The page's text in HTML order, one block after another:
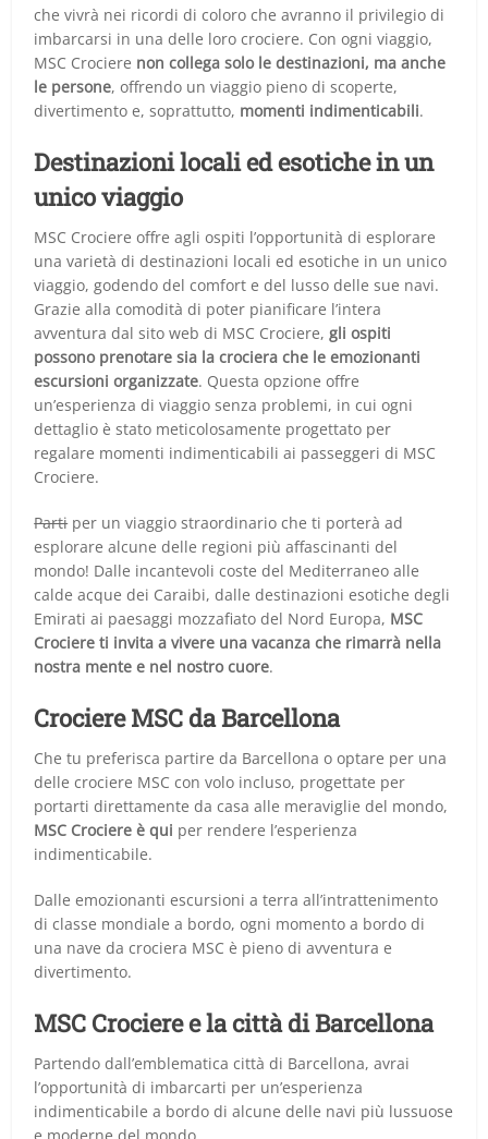
che vivrà nei ricordi di coloro che avranno il privilegio di
imbarcarsi in una delle loro crociere. Con ogni viaggio,
MSC Crociere non collega solo le destinazioni, ma anche
le persone, offrendo un viaggio pieno di scoperte,
divertimento e, soprattutto, momenti indimenticabili.
Destinazioni locali ed esotiche in un
unico viaggio
MSC Crociere offre agli ospiti l’opportunità di esplorare
una varietà di destinazioni locali ed esotiche in un unico
viaggio, godendo del comfort e del lusso delle sue navi.
Grazie alla comodità di poter pianificare l’intera
avventura dal sito web di MSC Crociere,gli ospiti
possono prenotare sia la crociera che le emozionanti
escursioni organizzate. Questa opzione offre
un’esperienza di viaggio senza problemi, in cui ogni
dettaglio è stato meticolosamente progettato per
regalare momenti indimenticabili ai passeggeri di MSC
Crociere.
Partiper un viaggio straordinario che ti porterà ad
esplorare alcune delle regioni più affascinanti del
mondo! Dalle incantevoli coste del Mediterraneo alle
calde acque dei Caraibi, dalle destinazioni esotiche degli
Emirati ai paesaggi mozzafiato del Nord Europa, MSC
Crociere ti invita a vivere una vacanza che rimarrà nella
nostra mente e nel nostro cuore.
Crociere MSC da Barcellona
Che tu preferisca partire da Barcellona o optare per una
delle crociere MSC con volo incluso, progettate per
portarti direttamente da casa alle meraviglie del mondo,
MSC Crociere è qui per rendere l’esperienza
indimenticabile.
Dalle emozionanti escursioni a terra all’intrattenimento
di classe mondiale a bordo, ogni momento a bordo di
una nave da crociera MSC è pieno di avventura e
divertimento.
MSC Crociere e la città di Barcellona
Partendo dall’emblematica città di Barcellona, avrai
l’opportunità di imbarcarti per un’esperienza
indimenticabile a bordo di alcune delle navi più lussuose